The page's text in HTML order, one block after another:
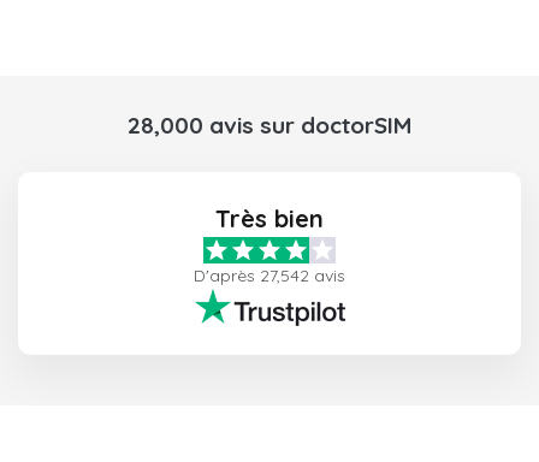
28,000 avis sur doctorSIM
Très bien
D'après 27,542 avis